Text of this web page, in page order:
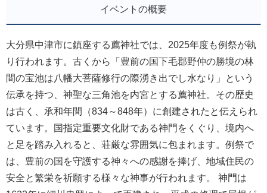
イベントの概要
大分県中津市に鎮座する薦神社では、2025年度も例祭が執
り行われます。古くから「豊前の国下毛郡野仲の勝境の林
間の宝池は八幡大菩薩修行の際湧き出でし水なり」という
伝承を持つ、神聖な三角池を内宮とする薦神社。その歴史
は古く、承和年間（834～848年）に創建されたと伝えられ
ています。国指定重要文化財である神門をくぐり、境内へ
と足を踏み入れると、荘厳な雰囲気に包まれます。例祭で
は、豊前の国を守護する神々への感謝を捧げ、地域住民の
安全と繁栄を祈願する様々な神事が行われます。 神門は